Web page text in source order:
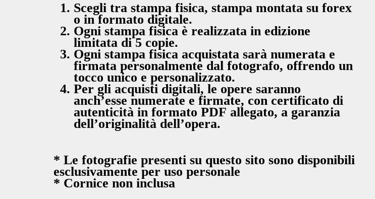
Scegli tra stampa fisica, stampa montata su forex
o in formato digitale.
Ogni stampa fisica è realizzata in edizione
limitata di 5 copie.
Ogni stampa fisica acquistata sarà numerata e
firmata personalmente dal fotografo, offrendo un
tocco unico e personalizzato.
Per gli acquisti digitali, le opere saranno
anch’esse numerate e firmate, con certificato di
autenticità in formato PDF allegato, a garanzia
dell’originalità dell’opera.
* Le fotografie presenti su questo sito sono disponibili
esclusivamente per uso personale
* Cornice non inclusa